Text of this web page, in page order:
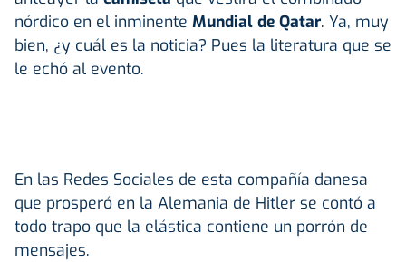
nórdico en el inminente Mundial de Qatar. Ya, muy
bien, ¿y cuál es la noticia? Pues la literatura que se
le echó al evento.
En las Redes Sociales de esta compañía danesa
que prosperó en la Alemania de Hitler se contó a
todo trapo que la elástica contiene un porrón de
mensajes.